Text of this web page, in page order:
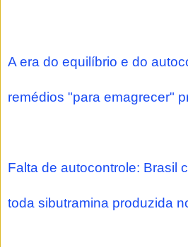
A era do equilíbrio e do
remédios "para emagrecer"
Falta de autocontrole: Brasil
toda sibutramina produzida